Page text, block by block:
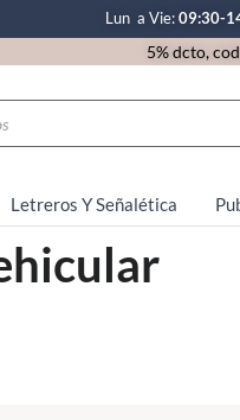
Lun a Vie:09:30-
5% dcto,
Letreros Y Señalética